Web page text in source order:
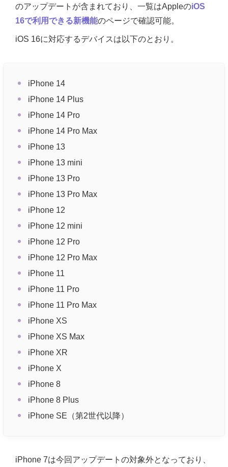
のアップデートが含まれており、一覧はAppleのiOS
16で利用できる新機能のページで確認可能。
iOS 16に対応するデバイスは以下のとおり。
iPhone 14
iPhone 14 Plus
iPhone 14 Pro
iPhone 14 Pro Max
iPhone 13
iPhone 13 mini
iPhone 13 Pro
iPhone 13 Pro Max
iPhone 12
iPhone 12 mini
iPhone 12 Pro
iPhone 12 Pro Max
iPhone 11
iPhone 11 Pro
iPhone 11 Pro Max
iPhone XS
iPhone XS Max
iPhone XR
iPhone X
iPhone 8
iPhone 8 Plus
iPhone SE（第2世代以降）
iPhone 7は今回アップデートの対象外となっており、